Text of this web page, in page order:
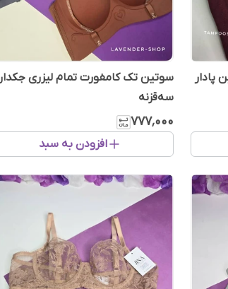
پادار
سوتین تک کامفورت تمام لیزری جکدار
سه‌قزنه
۷۷۷٬۰۰۰
افزودن به سبد